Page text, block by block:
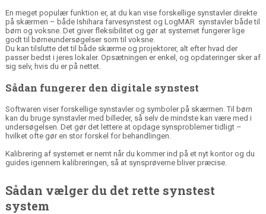
En meget populær funktion er, at du kan vise forskellige synstavler direkte
på skærmen – både Ishihara farvesynstest og LogMAR synstavler både til
børn og voksne. Det giver fleksibilitet og gør at systemet fungerer lige
godt til børneundersøgelser som til voksne.
Du kan tilslutte det til både skærme og projektorer, alt efter hvad der
passer bedst i jeres lokaler. Opsætningen er enkel, og opdateringer sker af
sig selv, hvis du er på nettet.
Sådan fungerer den digitale synstest
Softwaren viser forskellige synstavler og symboler på skærmen. Til børn
kan du bruge synstavler med billeder, så selv de mindste kan være med i
undersøgelsen. Det gør det lettere at opdage synsproblemer tidligt –
hvilket ofte gør en stor forskel for behandlingen.
Kalibrering af systemet er nemt når du kommer ind på et nyt kontor og du
guides igennem kalibreringen, så at synsprøverne bliver præcise.
Sådan vælger du det rette synstest
system